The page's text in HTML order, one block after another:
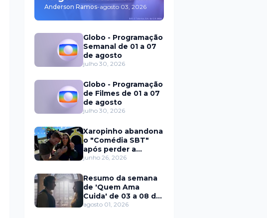
agosto
Anderson Ramos-agosto 03, 2026
Globo - Programação
Semanal de 01 a 07
de agosto
julho 30, 2026
Globo - Programação
de Filmes de 01 a 07
de agosto
julho 30, 2026
Xaropinho abandona
o "Comédia SBT"
após perder a
paciência com Sarro
junho 26, 2026
Resumo da semana
de 'Quem Ama
Cuida' de 03 a 08 de
agosto
agosto 01, 2026